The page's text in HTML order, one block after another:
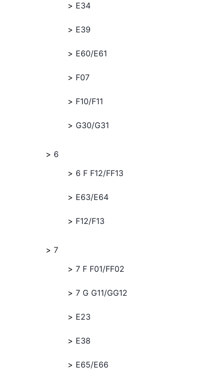
E34
E39
E60/E61
F07
F10/F11
G30/G31
6
6 F F12/FF13
E63/E64
F12/F13
7
7 F F01/FF02
7 G G11/GG12
E23
E38
E65/E66